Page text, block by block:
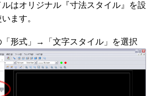
はオリジナル『寸法スタイル』を設
ます。
「形式」→「文字スタイル」を選択